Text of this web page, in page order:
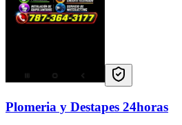
Plomeria y Destapes 24horas